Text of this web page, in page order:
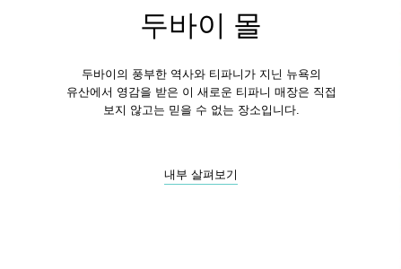
두바이 몰
두바이의 풍부한 역사와 티파니가 지닌 뉴욕의
유산에서 영감을 받은 이 새로운 티파니 매장은 직접
보지 않고는 믿을 수 없는 장소입니다.
내부 살펴보기